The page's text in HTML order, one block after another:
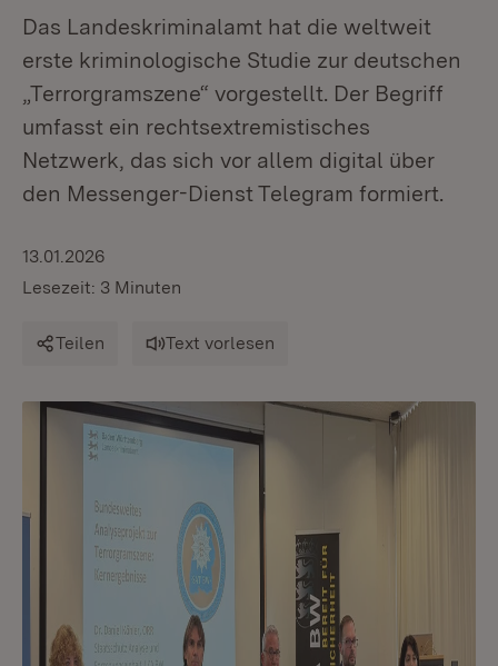
Das Landeskriminalamt hat die weltweit
erste kriminologische Studie zur deutschen
„Terrorgramszene“ vorgestellt. Der Begriff
umfasst ein rechtsextremistisches
Netzwerk, das sich vor allem digital über
den Messenger-Dienst Telegram formiert.
13.01.2026
Lesezeit: 3 Minuten
Teilen Text vorlesen